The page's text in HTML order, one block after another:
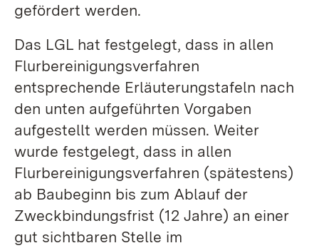
gefördert werden.
Das LGL hat festgelegt, dass in allen
Flurbereinigungsverfahren
entsprechende Erläuterungstafeln nach
den unten aufgeführten Vorgaben
aufgestellt werden müssen. Weiter
wurde festgelegt, dass in allen
Flurbereinigungsverfahren (spätestens)
ab Baubeginn bis zum Ablauf der
Zweckbindungsfrist (12 Jahre) an einer
gut sichtbaren Stelle im